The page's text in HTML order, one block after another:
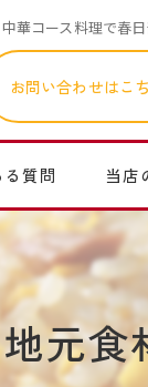
中華コース料理で春
お問い合わせはこ
質問 当店
町中
ランチ
個人
元食